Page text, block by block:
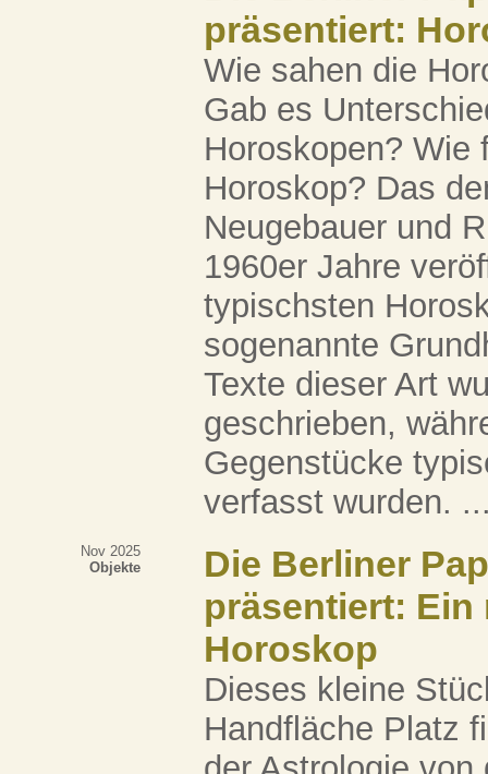
präsentiert:
Wie sahen die
Gab es
Horoskopen? Wie
Horoskop? Das
Neugebauer und
1960er Jahre
typischsten
sogenannte
Texte dieser Art
geschrieben,
Gegenstücke
verfasst wurden.
Nov 2025
Objekte
Die Berliner
präsentiert: Ein
Horoskop
Dieses kleine
Handfläche Platz